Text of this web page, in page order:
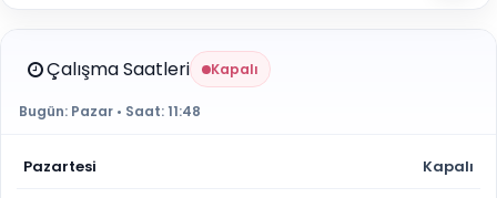
Çalışma Saatleri Kapalı
Bugün: Pazar • Saat:11:48
Pazartesi Kapalı